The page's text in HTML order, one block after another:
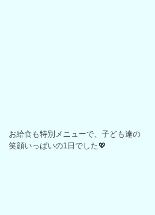
お給食も特別メニューで、子ども達の
笑顔いっぱいの1日でした💖